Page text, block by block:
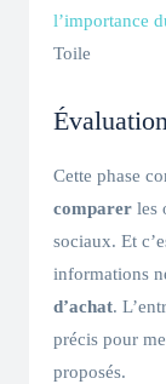
l’importance
Toile
Cette phase
comparer les
sociaux. Et
informations
d’achat.
précis pour
proposés.